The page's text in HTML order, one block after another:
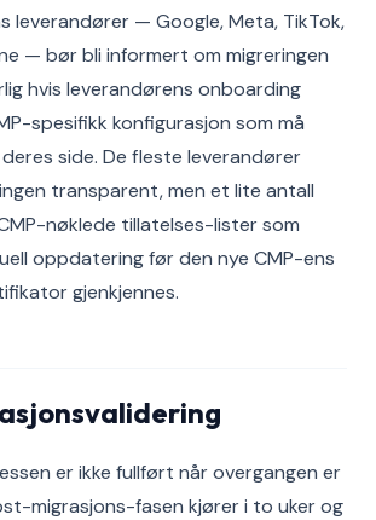
leverandører — Google, Meta, TikTok,
— bør bli informert om migreringen
hvis leverandørens onboarding
spesifikk konfigurasjon som må
side. De fleste leverandører
transparent, men et lite antall
nøklede tillatelses-lister som
oppdatering før den nye CMP-ens
gjenkjennes.
er ikke fullført når overgangen er
migrasjons-fasen kjører i to uker og